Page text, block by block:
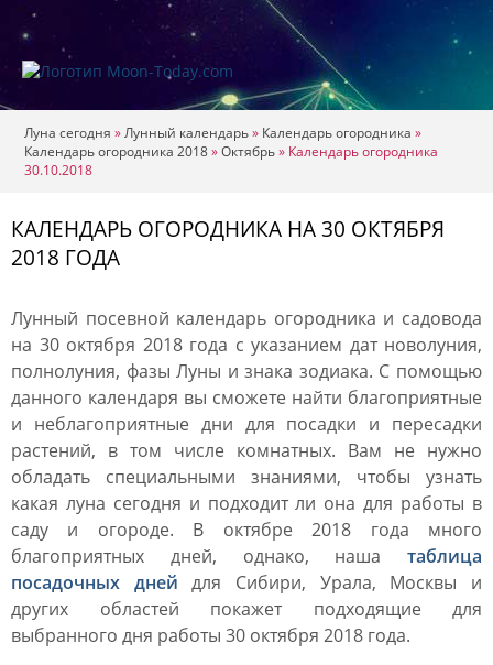
Луна сегодня »Лунный календарь» Календарь огородника »
Календарь огородника 2018»Октябрь» Календарь огородника
30.10.2018
КАЛЕНДАРЬ ОГОРОДНИКА НА 30 ОКТЯБРЯ
2018 ГОДА
Лунный посевной календарь огородника и садовода
на 30 октября 2018 года с указанием дат новолуния,
полнолуния, фазы Луны и знака зодиака. С помощью
данного календаря вы сможете найти благоприятные
и неблагоприятные дни для посадки и пересадки
растений, в том числе комнатных. Вам не нужно
обладать специальными знаниями, чтобы узнать
какая луна сегодня и подходит ли она для работы в
саду и огороде. В октябре 2018 года много
благоприятных дней, однако, наша таблица
посадочных дней для Сибири, Урала, Москвы и
других областей покажет подходящие для
выбранного дня работы 30 октября 2018 года.